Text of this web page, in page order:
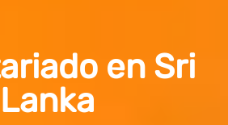
en Sri
Lanka